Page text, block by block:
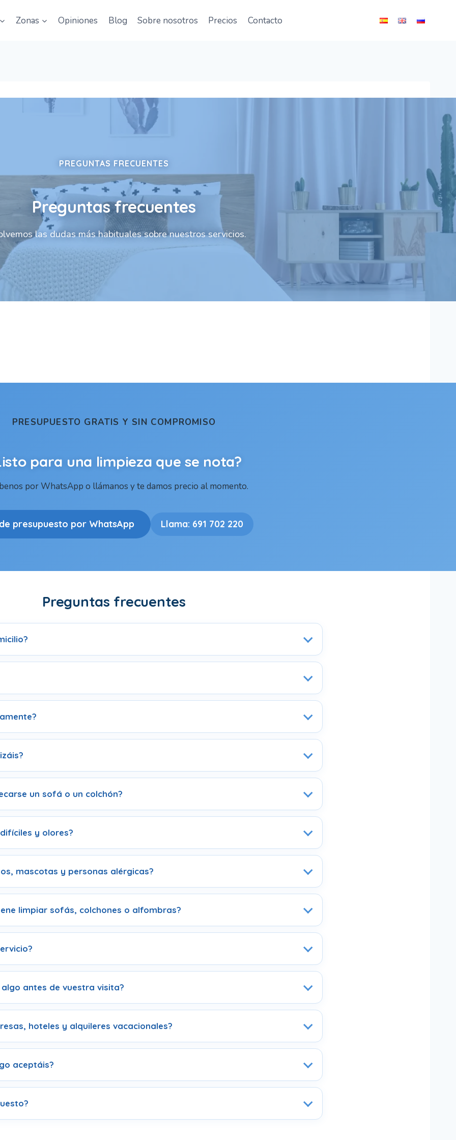
Zonas Opiniones Blog Sobre nosotros Precios Contacto
PREGUNTAS FRECUENTES
Preguntas frecuentes
las dudas más habituales sobre nuestros servicios.
PRESUPUESTO GRATIS Y SIN COMPROMISO
para una limpieza que se nota?
por WhatsApp o llámanos y te damos precio al momento.
presupuesto por WhatsApp Llama: 691 702 220
Preguntas frecuentes
un sofá o un colchón?
y olores?
mascotas y personas alérgicas?
limpiar sofás, colchones o alfombras?
antes de vuestra visita?
hoteles y alquileres vacacionales?
aceptáis?